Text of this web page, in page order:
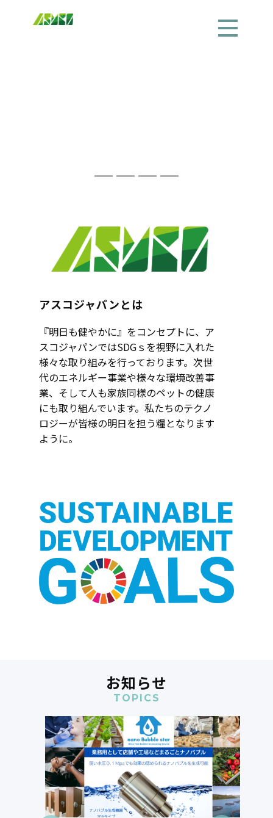
アスコジャパンとは
『明日も健やかに』をコンセプトに、ア
スコジャパンではSDGｓを視野に入れた
様々な取り組みを行っております。次世
代のエネルギー事業や様々な環境改善事
業、そして人も家族同様のペットの健康
にも取り組んでいます。私たちのテクノ
ロジーが皆様の明日を担う糧となります
ように。
お知らせ
TOPICS